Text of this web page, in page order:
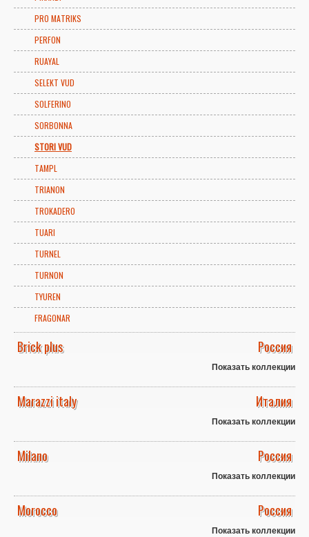
PRO MATRIKS
PERFON
RUAYAL
SELEKT VUD
SOLFERINO
SORBONNA
STORI VUD
TAMPL
TRIANON
TROKADERO
TUARI
TURNEL
TURNON
TYUREN
FRAGONAR
Brick plus Россия
Показать коллекции
Marazzi italy Италия
Показать коллекции
Milano Россия
Показать коллекции
Morocco Россия
Показать коллекции